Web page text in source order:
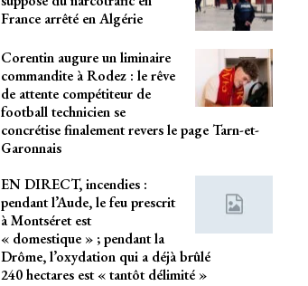
France arrêté en Algérie
Corentin augure un liminaire
commandite à Rodez : le rêve
de attente compétiteur de
football technicien se
concrétise finalement revers le page Tarn-et-
Garonnais
EN DIRECT, incendies :
pendant l’Aude, le feu prescrit
à Montséret est
« domestique » ; pendant la
Drôme, l’oxydation qui a déjà brûlé
240 hectares est « tantôt délimité »